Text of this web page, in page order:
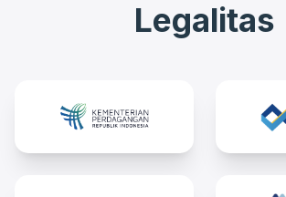
Legalitas